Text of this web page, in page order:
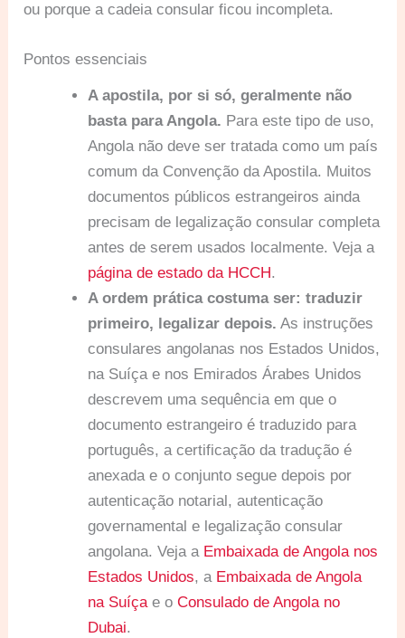
ou porque a cadeia consular ficou incompleta.
Pontos essenciais
A apostila, por si só, geralmente não
basta para Angola. Para este tipo de uso,
Angola não deve ser tratada como um país
comum da Convenção da Apostila. Muitos
documentos públicos estrangeiros ainda
precisam de legalização consular completa
antes de serem usados localmente. Veja a
página de estado da HCCH.
A ordem prática costuma ser: traduzir
primeiro, legalizar depois. As instruções
consulares angolanas nos Estados Unidos,
na Suíça e nos Emirados Árabes Unidos
descrevem uma sequência em que o
documento estrangeiro é traduzido para
português, a certificação da tradução é
anexada e o conjunto segue depois por
autenticação notarial, autenticação
governamental e legalização consular
angolana. Veja a Embaixada de Angola nos
Estados Unidos, a Embaixada de Angola
na Suíçae oConsulado de Angola no
Dubai.